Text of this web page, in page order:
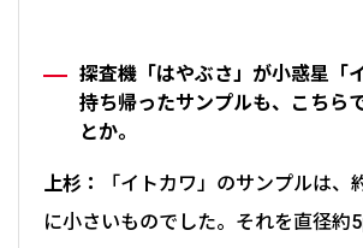
探査機「はやぶさ」が小惑星「
持ち帰ったサンプルも、こちら
とか。
上杉：
「イトカワ」のサンプルは、
に小さいものでした。それを直径約